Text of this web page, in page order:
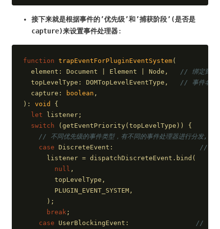
接下来就是根据事件的’优先级’和’捕获阶段’(是否是
capture)来设置事件处理器:
function trapEventForPluginEventSystem(
  element: Document | Element | Node,
// 绑定到元
  topLevelType: DOMTopLevelEventType,
// 事件名称
  capture:
boolean ,
): void
{
let listener;
switch (getEventPriority(topLevelType)) {
// 不同优先级的事件类型，有不同的事件处理器进行分发, 下
case DiscreteEvent:
// ⚛️
      listener = dispatchDiscreteEvent.bind(
null ,
        topLevelType,
        PLUGIN_EVENT_SYSTEM,
      );
break ;
case UserBlockingEvent:
// ⚛️用